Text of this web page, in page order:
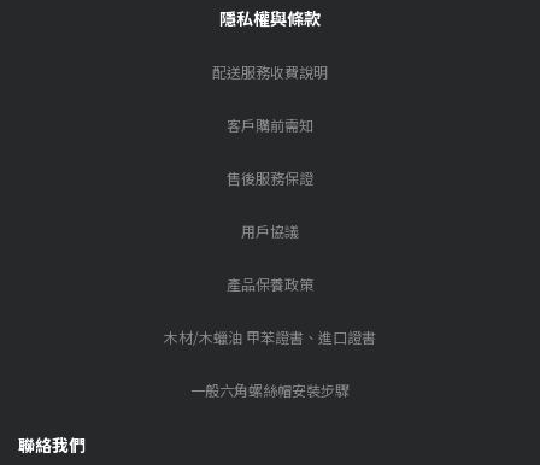
隱私權與條款
配送服務收費說明
客戶購前需知
售後服務保證
用戶協議
產品保養政策
木材/木蠟油 甲苯證書、進口證書
一般六角螺絲帽安裝步驟
聯絡我們